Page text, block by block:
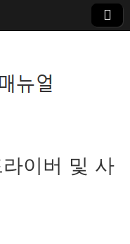
매뉴
이버 및 사